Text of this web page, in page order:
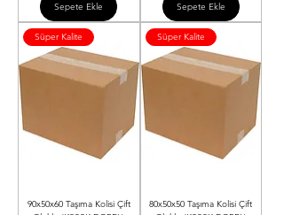
Sepete Ekle Sepete Ekle
Süper Kalite
90x50x60 Taşıma Kolisi Çift
Süper Kalite
80x50x50 Taşıma Kolisi Çift